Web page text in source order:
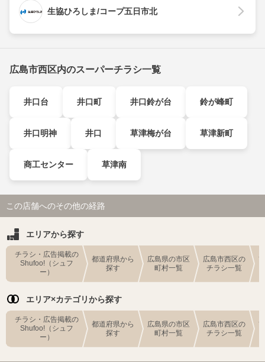
生協ひろしま/コープ五日市北
広島市西区内のスーパーチラシ一覧
井口台 井口町 井口鈴が台 鈴が峰町
井口明神 井口 草津梅が台 草津新町
商工センター 草津南
この店舗へのその他の経路
エリアから探す
チラシ・広告掲載の
Shufoo!（シュフ
ー）
都道府県から
探す
広島県の市区
町村一覧
広島市西区の
チラシ一覧
エリア×カテゴリから探す
チラシ・広告掲載の
Shufoo!（シュフ
ー）
都道府県から
探す
広島県の市区
町村一覧
広島市西区の
チラシ一覧